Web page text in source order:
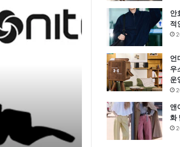
안
적
언
우
운
앤
화